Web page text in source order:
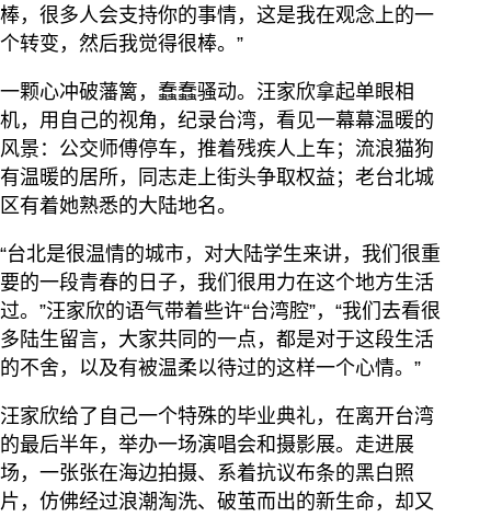
棒，很多人会支持你的事情，这是我在观念上的一
个转变，然后我觉得很棒。”
一颗心冲破藩篱，蠢蠢骚动。汪家欣拿起单眼相
机，用自己的视角，纪录台湾，看见一幕幕温暖的
风景：公交师傅停车，推着残疾人上车；流浪猫狗
有温暖的居所，同志走上街头争取权益；老台北城
区有着她熟悉的大陆地名。
“台北是很温情的城市，对大陆学生来讲，我们很重
要的一段青春的日子，我们很用力在这个地方生活
过。”汪家欣的语气带着些许“台湾腔”，“我们去看很
多陆生留言，大家共同的一点，都是对于这段生活
的不舍，以及有被温柔以待过的这样一个心情。”
汪家欣给了自己一个特殊的毕业典礼，在离开台湾
的最后半年，举办一场演唱会和摄影展。走进展
场，一张张在海边拍摄、系着抗议布条的黑白照
片，仿佛经过浪潮淘洗、破茧而出的新生命，却又